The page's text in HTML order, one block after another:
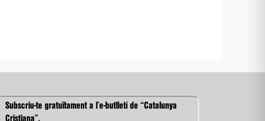
Subscriu-te gratuïtament a l’e-butlletí de “Catalunya
Cristiana”.